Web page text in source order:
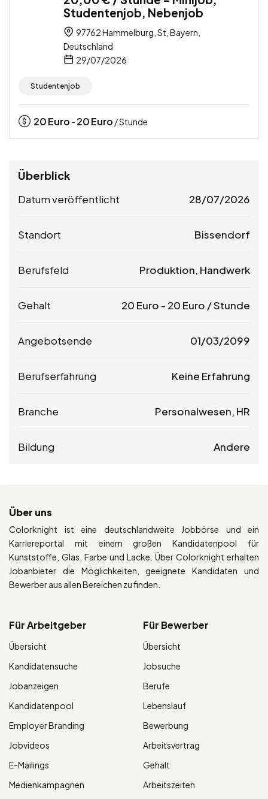
Studentenjob, Nebenjob
97762 Hammelburg, St, Bayern,
Deutschland
29/07/2026
Studentenjob
20Euro - 20Euro / Stunde
Überblick
Datum veröffentlicht 28/07/2026
Standort Bissendorf
Berufsfeld Produktion, Handwerk
Gehalt 20 Euro - 20 Euro / Stunde
Angebotsende 01/03/2099
Berufserfahrung Keine Erfahrung
Branche Personalwesen, HR
Bildung Andere
Über uns
Colorknight ist eine deutschlandweite Jobbörse und ein
Karriereportal mit einem großen Kandidatenpool für
Kunststoffe, Glas, Farbe und Lacke. Über Colorknight erhalten
Jobanbieter die Möglichkeiten, geeignete Kandidaten und
Bewerber aus allen Bereichen zu finden.
Für Arbeitgeber
Übersicht
Kandidatensuche
Jobanzeigen
Kandidatenpool
Employer Branding
Jobvideos
E-Mailings
Medienkampagnen
Für Bewerber
Übersicht
Jobsuche
Berufe
Lebenslauf
Bewerbung
Arbeitsvertrag
Gehalt
Arbeitszeiten